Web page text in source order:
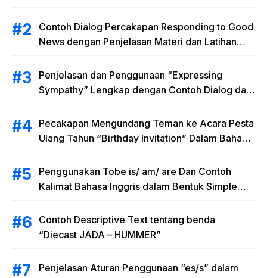
Contoh Dialog Percakapan Responding to Good
News dengan Penjelasan Materi dan Latihan
Penjelasan dan Penggunaan “Expressing
Sympathy” Lengkap dengan Contoh Dialog dan
Pecakapan Mengundang Teman ke Acara Pesta
Ulang Tahun “Birthday Invitation” Dalam Bahasa
Penggunakan Tobe is/ am/ are Dan Contoh
Kalimat Bahasa Inggris dalam Bentuk Simple
Contoh Descriptive Text tentang benda
“Diecast JADA – HUMMER”
Penjelasan Aturan Penggunaan “es/s” dalam